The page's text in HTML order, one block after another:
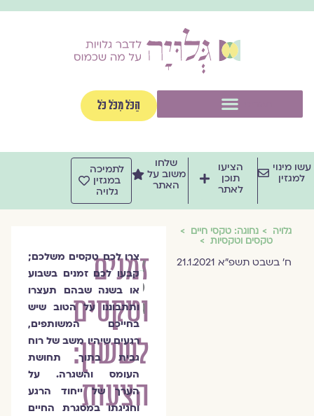
לתוכן
הַכֹּל מִכֹּל כֹּל
עשו מינוי
למגזין
הציעו
תוכן
לאתר
שלחו
משוב על
האתר
לתמיכה
במגזין
גלויה
גלויה נחוגה: טקסי חיים
טקסים וטקסיות
ח׳ בשבט תשפ״א 21.1.2021
זמנים
וטקסים
לששון:
הצעות
צוות
מגזין
גלויה
צרו לכם טקסים משלכם;
קבעו לכם זמנים בשבוע
או בשנה שבהם תעצרו
ותתבוננו על הטוב שיש
בחייכם המשותפים,
רגעים שיהיו משב של רוח
גבית בתוך תחושת
העומס והשגרה. על
הערך של ייחוד הרגע
וחגיגתו במסגרת החיים